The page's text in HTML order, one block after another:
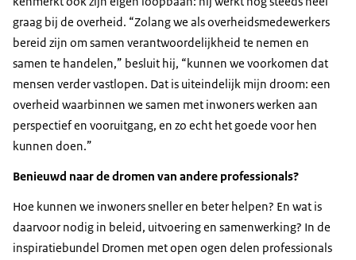
graag bij de overheid. “Zolang we als overheidsmedewerkers
bereid zijn om samen verantwoordelijkheid te nemen en
samen te handelen,” besluit hij, “kunnen we voorkomen dat
mensen verder vastlopen. Dat is uiteindelijk mijn droom: een
overheid waarbinnen we samen met inwoners werken aan
perspectief en vooruitgang, en zo echt het goede voor hen
kunnen doen.”
Benieuwd naar de dromen van andere professionals?
Hoe kunnen we inwoners sneller en beter helpen? En wat is
daarvoor nodig in beleid, uitvoering en samenwerking? In de
inspiratiebundel Dromen met open ogen delen professionals